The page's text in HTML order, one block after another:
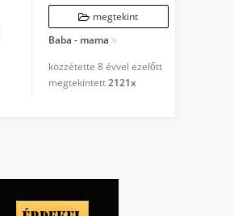
megtekint
Baba - mama
közzétette 8 évvel ezelőtt
megtekintett2121x